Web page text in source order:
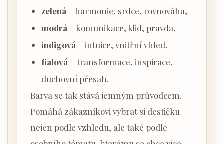
zelená – harmonie, srdce, rovnováha,
modrá – komunikace, klid, pravda,
indigová – intuice, vnitřní vhled,
fialová – transformace, inspirace,
duchovní přesah.
Barva se tak stává jemným průvodcem.
Pomáhá zákazníkovi vybrat si destičku
nejen podle vzhledu, ale také podle